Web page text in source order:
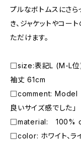
プルなボトムスにさ
き、ジャケットやコー
ただけます。
□size:表記L (M-L
袖丈 61cm
□comment: Model
良いサイズ感でした」
□material: 100%
□color: ホワイト、ラ